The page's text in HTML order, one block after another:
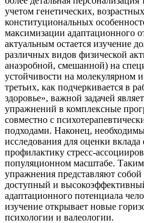
учетом генетических,
конституциональных
максимизации адаптационного
актуальным остается изучение
различных видов физической
анаэробной, смешанной) на
устойчивости на молекулярном
третьих, как подчеркивается в
здоровье», важной задачей
упражнений в комплексные
совместно с
подходами. Наконец,
исследования для оценки
профилактику стресс-
популяционном масштабе.
упражнения представляют
доступный и
адаптационного потенциала
изучение открывает новые
психологии и валеологии.